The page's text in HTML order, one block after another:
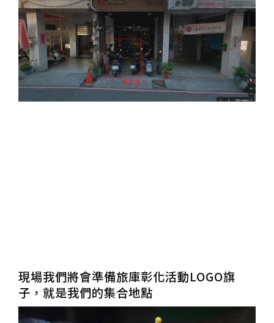
現場我們將會準備旅庫彰化活動LOGO旗
子，就是我們的集合地點